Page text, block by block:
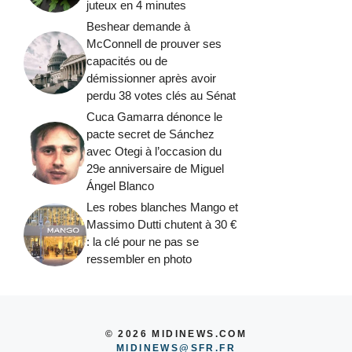
juteux en 4 minutes
Beshear demande à
McConnell de prouver ses
capacités ou de
démissionner après avoir
perdu 38 votes clés au Sénat
Cuca Gamarra dénonce le
pacte secret de Sánchez
avec Otegi à l’occasion du
29e anniversaire de Miguel
Ángel Blanco
Les robes blanches Mango et
Massimo Dutti chutent à 30 €
: la clé pour ne pas se
ressembler en photo
© 2026 MIDINEWS.COM
MIDINEWS@SFR.FR